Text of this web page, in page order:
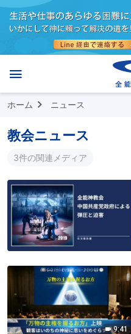
ホーム ニュース
教会ニュース
3件の関連メディア
9:41